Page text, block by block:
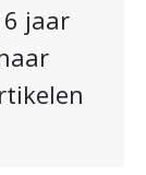
jaar